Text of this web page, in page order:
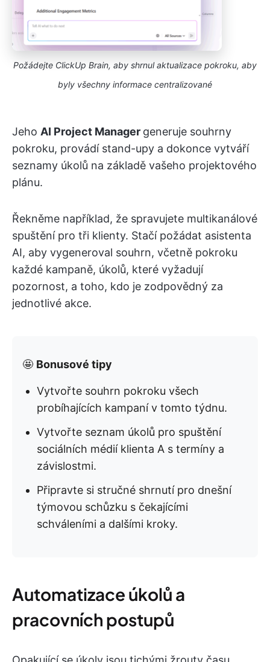
Požádejte ClickUp Brain, aby shrnul aktualizace pokroku, aby
byly všechny informace centralizované
Jeho AI Project Manager generuje souhrny
pokroku, provádí stand-upy a dokonce vytváří
seznamy úkolů na základě vašeho projektového
plánu.
Řekněme například, že spravujete multikanálové
spuštění pro tři klienty. Stačí požádat asistenta
AI, aby vygeneroval souhrn, včetně pokroku
každé kampaně, úkolů, které vyžadují
pozornost, a toho, kdo je zodpovědný za
jednotlivé akce.
🤩 Bonusové tipy
Vytvořte souhrn pokroku všech
probíhajících kampaní v tomto týdnu.
Vytvořte seznam úkolů pro spuštění
sociálních médií klienta A s termíny a
závislostmi.
Připravte si stručné shrnutí pro dnešní
týmovou schůzku s čekajícími
schváleními a dalšími kroky.
Automatizace úkolů a
pracovních postupů